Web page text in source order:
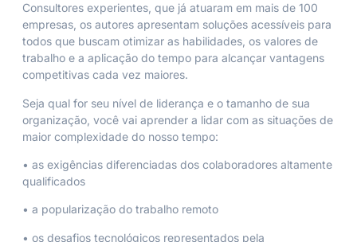
Consultores experientes, que já atuaram em mais de 100
empresas, os autores apresentam soluções acessíveis para
todos que buscam otimizar as habilidades, os valores de
trabalho e a aplicação do tempo para alcançar vantagens
competitivas cada vez maiores.
Seja qual for seu nível de liderança e o tamanho de sua
organização, você vai aprender a lidar com as situações de
maior complexidade do nosso tempo:
• as exigências diferenciadas dos colaboradores altamente
qualificados
• a popularização do trabalho remoto
• os desafios tecnológicos representados pela